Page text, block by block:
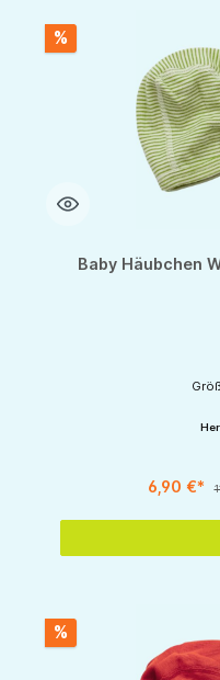
%
Baby Häubchen
6,90 €*
%